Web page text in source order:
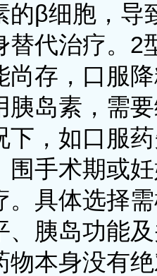
的β细胞，导
替代治疗。2
尚存，口服
胰岛素，需
下，如口服
围手术期或
。具体选择
、胰岛功能
物本身没有